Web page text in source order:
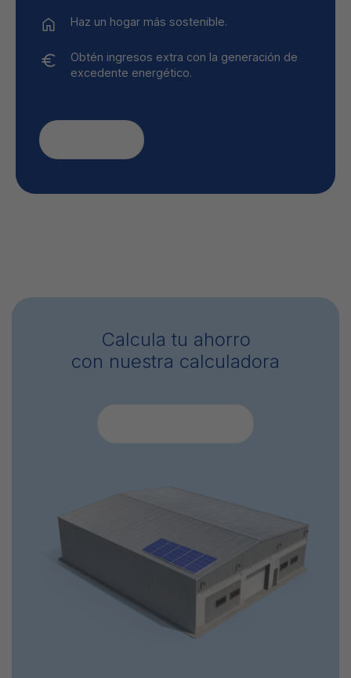
Haz un hogar más sostenible.
Obtén ingresos extra con la generación de
excedente energético.
Calcula tu ahorro
con nuestra calculadora